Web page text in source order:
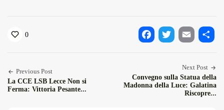
0
Previous Post
La CCE LSB Lecce Non si
Ferma: Vittoria Pesante...
Next Post
Convegno sulla Statua della
Madonna della Luce: Galatina
Riscopre...